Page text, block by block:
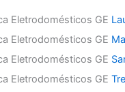
Eletrodomésticos GE
Eletrodomésticos GE
Eletrodomésticos GE
Eletrodomésticos GE